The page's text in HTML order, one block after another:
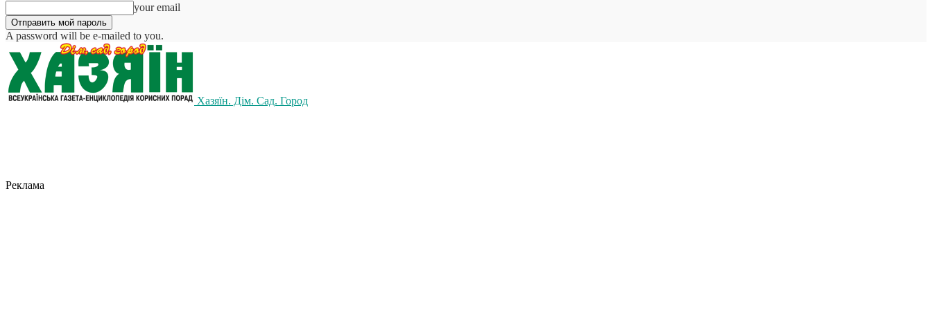
your email
A password will be e-mailed to you.
Хазяїн. Дім. Сад. Город
Реклама